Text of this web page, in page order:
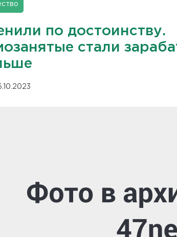
по достоинству.
стали